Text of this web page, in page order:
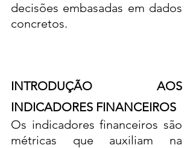
decisões embasadas em dados
concretos.
INTRODUÇÃO AOS
INDICADORES FINANCEIROS
Os indicadores financeiros são
métricas que auxiliam na